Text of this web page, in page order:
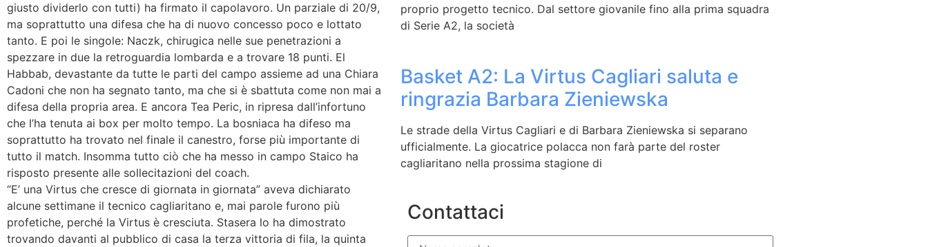
giusto dividerlo con tutti) ha firmato il capolavoro. Un parziale di 20/9,
ma soprattutto una difesa che ha di nuovo concesso poco e lottato
tanto. E poi le singole: Naczk, chirugica nelle sue penetrazioni a
spezzare in due la retroguardia lombarda e a trovare 18 punti. El
Habbab, devastante da tutte le parti del campo assieme ad una Chiara
Cadoni che non ha segnato tanto, ma che si è sbattuta come non mai a
difesa della propria area. E ancora Tea Peric, in ripresa dall’infortuno
che l’ha tenuta ai box per molto tempo. La bosniaca ha difeso ma
soprattutto ha trovato nel finale il canestro, forse più importante di
tutto il match. Insomma tutto ciò che ha messo in campo Staico ha
risposto presente alle sollecitazioni del coach.
“E’ una Virtus che cresce di giornata in giornata” aveva dichiarato
alcune settimane il tecnico cagliaritano e, mai parole furono più
profetiche, perché la Virtus è cresciuta. Stasera lo ha dimostrato
trovando davanti al pubblico di casa la terza vittoria di fila, la quinta
proprio progetto tecnico. Dal settore giovanile fino alla prima squadra
di Serie A2, la società
Basket A2: La Virtus Cagliari saluta e
ringrazia Barbara Zieniewska
Le strade della Virtus Cagliari e di Barbara Zieniewska si separano
ufficialmente. La giocatrice polacca non farà parte del roster
cagliaritano nella prossima stagione di
Contattaci